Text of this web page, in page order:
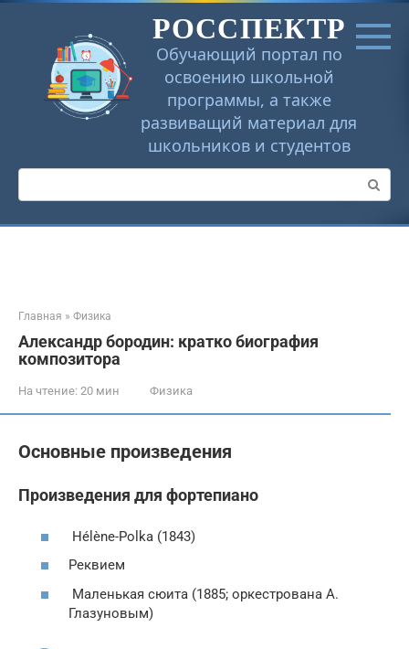
Перейти
РОССПЕКТР
Обучающий портал по
освоению школьной
программы, а также
развиващий материал для
школьников и студентов
Поиск:
Главная » Физика
Александр бородин: кратко биография
композитора
На чтение: 20 мин Физика
Основные произведения
Произведения для фортепиано
Hélène-Polka (1843)
Реквием
Маленькая сюита (1885; оркестрована А.
Глазуновым)